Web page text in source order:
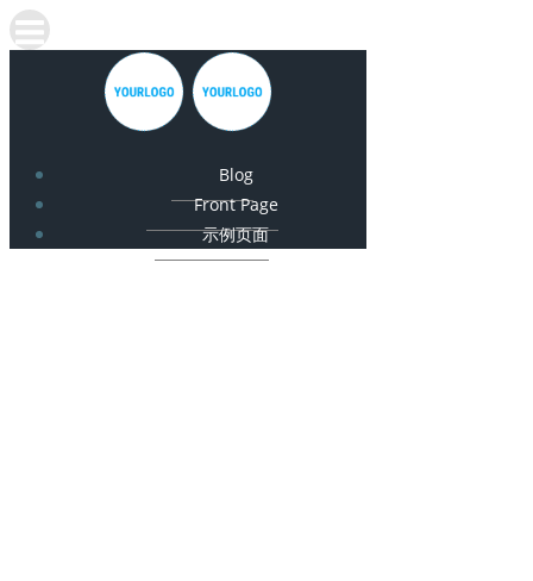
Blog
Front Page
示例页面